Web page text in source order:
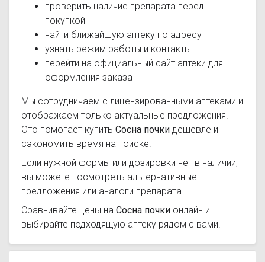
проверить наличие препарата перед
покупкой
найти ближайшую аптеку по адресу
узнать режим работы и контакты
перейти на официальный сайт аптеки для
оформления заказа
Мы сотрудничаем с лицензированными аптеками и
отображаем только актуальные предложения.
Это помогает купить Сосна почки дешевле и
сэкономить время на поиске.
Если нужной формы или дозировки нет в наличии,
вы можете посмотреть альтернативные
предложения или аналоги препарата.
Сравнивайте цены на Сосна почки онлайн и
выбирайте подходящую аптеку рядом с вами.